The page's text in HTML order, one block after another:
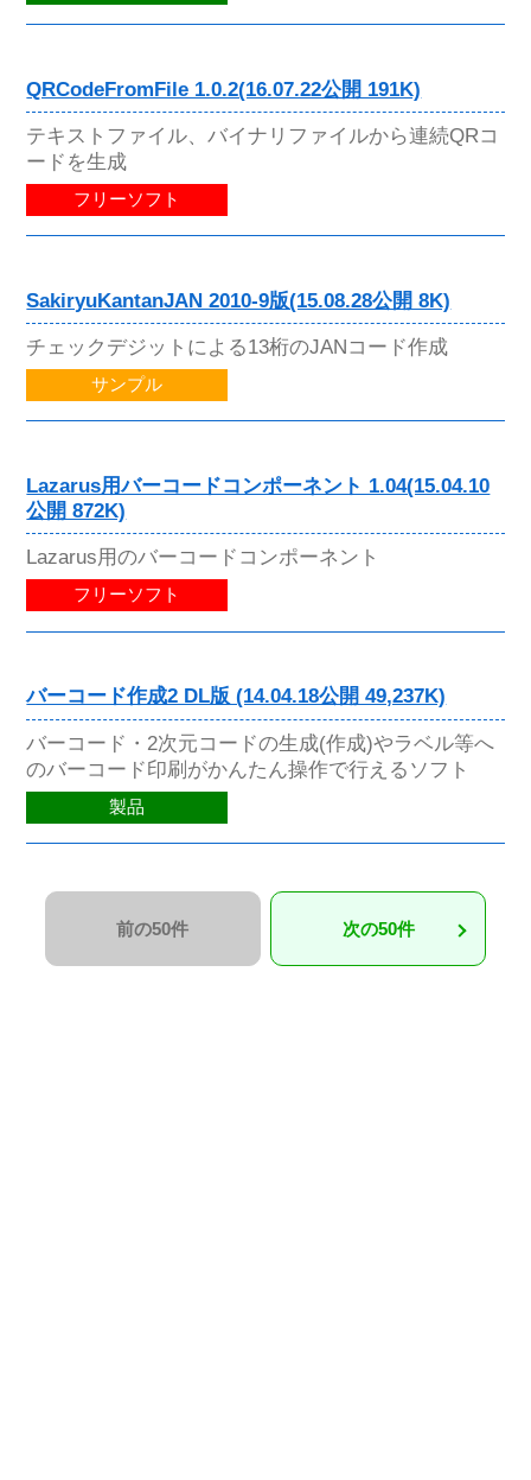
QRCodeFromFile 1.0.2(16.07.22公開 191K)
テキストファイル、バイナリファイルから連続QRコ
ードを生成
フリーソフト
SakiryuKantanJAN 2010-9版(15.08.28公開 8K)
チェックデジットによる13桁のJANコード作成
サンプル
Lazarus用バーコードコンポーネント 1.04(15.04.10
公開 872K)
Lazarus用のバーコードコンポーネント
フリーソフト
バーコード作成2 DL版 (14.04.18公開 49,237K)
バーコード・2次元コードの生成(作成)やラベル等へ
のバーコード印刷がかんたん操作で行えるソフト
製品
前の50件 次の50件